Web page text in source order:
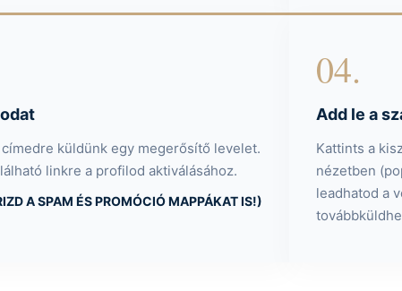
küldünk egy megerősítő levelet.
linkre a profilod aktiválásához.
A SPAM ÉS PROMÓCIÓ MAPPÁKAT IS!)
04.
Add le a
Kattints a
nézetben
leadhatod a